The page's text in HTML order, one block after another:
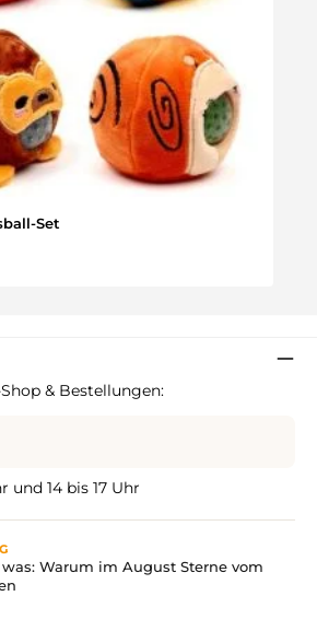
Set
& Bestellungen:
und 14 bis 17 Uhr
Warum im August Sterne vom